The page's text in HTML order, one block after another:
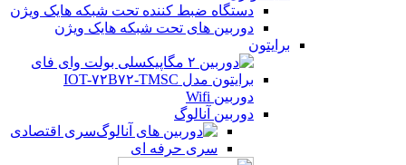
دستگاه ضبط کننده تحت شبکه هایک ویژن
دوربین های تحت شبکه هایک ویژن
برایتون
دوربین Wifi
دوربین آنالوگ
سری اقتصادی
سری حرفه ای